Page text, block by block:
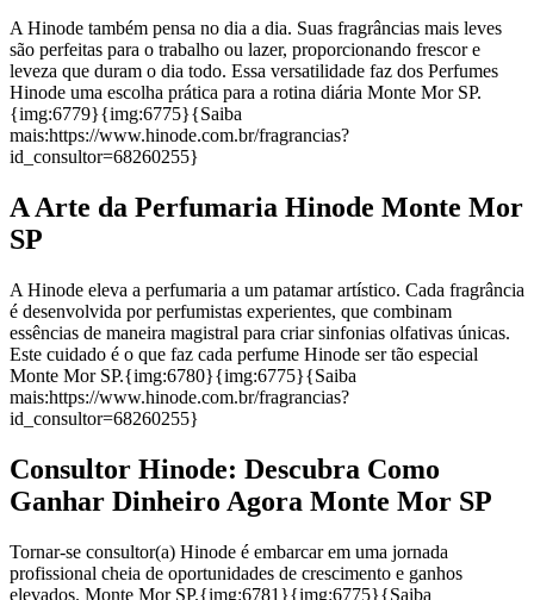
A Hinode também pensa no dia a dia. Suas fragrâncias mais leves
são perfeitas para o trabalho ou lazer, proporcionando frescor e
leveza que duram o dia todo. Essa versatilidade faz dos Perfumes
Hinode uma escolha prática para a rotina diária Monte Mor SP.
{img:6779}{img:6775}{Saiba
mais:https://www.hinode.com.br/fragrancias?
id_consultor=68260255}
A Arte da Perfumaria Hinode Monte Mor
SP
A Hinode eleva a perfumaria a um patamar artístico. Cada fragrância
é desenvolvida por perfumistas experientes, que combinam
essências de maneira magistral para criar sinfonias olfativas únicas.
Este cuidado é o que faz cada perfume Hinode ser tão especial
Monte Mor SP.{img:6780}{img:6775}{Saiba
mais:https://www.hinode.com.br/fragrancias?
id_consultor=68260255}
Consultor Hinode: Descubra Como
Ganhar Dinheiro Agora Monte Mor SP
Tornar-se consultor(a) Hinode é embarcar em uma jornada
profissional cheia de oportunidades de crescimento e ganhos
elevados. Monte Mor SP.{img:6781}{img:6775}{Saiba